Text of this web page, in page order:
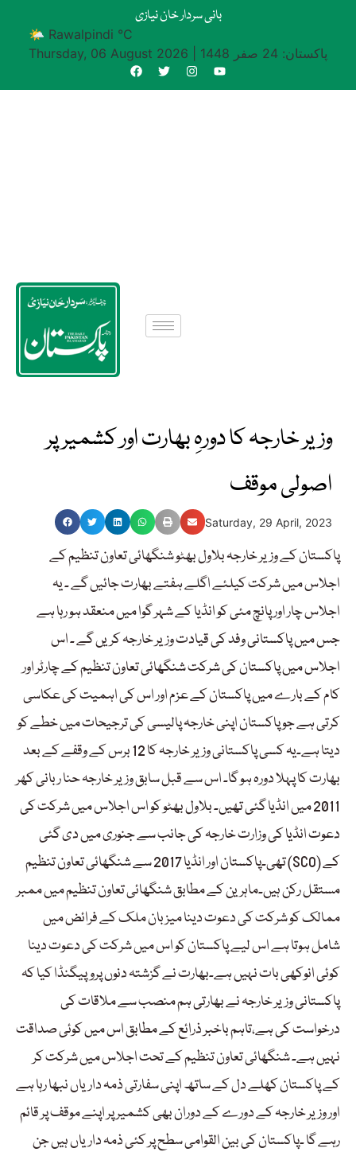
بانی سردار خان نیازی
🌤 Rawalpindi °C
Thursday, 06 August 2026
پاکستان: 24 صفر 1448
وزیر خارجہ کا دورہِ بھارت اور کشمیر پر
اصولی موقف
Saturday, 29 April, 2023
پاکستان کے وزیر خارجہ بلاول بھٹو شنگھائی تعاون تنظیم کے
اجلاس میں شرکت کیلئے اگلے ہفتے بھارت جائیں گے ۔ یہ
اجلاس چار اور پانچ مئی کو انڈیا کے شہر گوا میں منعقد ہو رہا ہے
جس میں پاکستانی وفد کی قیادت وزیر خارجہ کریں گے ۔ اس
اجلاس میں پاکستان کی شرکت شنگھائی تعاون تنظیم کے چارٹر اور
کام کے بارے میں پاکستان کے عزم اور اس کی اہمیت کی عکاسی
کرتی ہے جو پاکستان اپنی خارجہ پالیسی کی ترجیحات میں خطے کو
دیتا ہے۔یہ کسی پاکستانی وزیر خارجہ کا 12 برس کے وقفے کے بعد
بھارت کا پہلا دورہ ہو گا۔ اس سے قبل سابق وزیر خارجہ حنا ربانی کھر
2011 میں انڈیا گئی تھیں۔ بلاول بھٹو کو اس اجلاس میں شرکت کی
دعوت انڈیا کی وزارت خارجہ کی جانب سے جنوری میں دی گئی
تھی۔پاکستان اور انڈیا 2017 سے شنگھائی تعاون تنظیم (SCO) کے
مستقل رکن ہیں۔ماہرین کے مطابق شنگھائی تعاون تنظیم میں ممبر
ممالک کو شرکت کی دعوت دینا میزبان ملک کے فرائض میں
شامل ہوتا ہے اس لیے پاکستان کو اس میں شرکت کی دعوت دینا
کوئی انوکھی بات نہیں ہے۔بھارت نے گزشتہ دنوں پروپیگنڈا کیا کہ
پاکستانی وزیر خارجہ نے بھارتی ہم منصب سے ملاقات کی
درخواست کی ہے،تاہم باخبر ذرائع کے مطابق اس میں کوئی صداقت
نہیں ہے۔ شنگھائی تعاون تنظیم کے تحت اجلاس میں شرکت کر
کے پاکستان کھلے دل کے ساتھ اپنی سفارتی ذمہ داریاں نبھا رہا ہے
اور وزیر خارجہ کے دورے کے دوران بھی کشمیر پر اپنے موقف پر قائم
رہے گا ۔پاکستان کی بین القوامی سطح پر کئی ذمہ داریاں ہیں جن